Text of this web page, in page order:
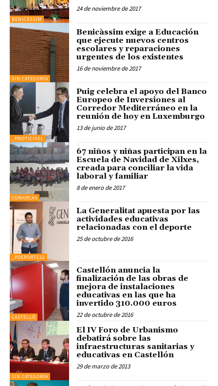
BENICÀSSIM
24 de noviembre de 2017
SIN CATEGORÍA
Benicàssim exige a Educación
que ejecute nuevos centros
escolares y reparaciones
urgentes de los existentes
16 de noviembre de 2017
_PNOTICIAS1
Puig celebra el apoyo del Banco
Europeo de Inversiones al
Corredor Mediterráneo en la
reunión de hoy en Luxemburgo
13 de junio de 2017
COMARCAS
67 niños y niñas participan en la
Escuela de Navidad de Xilxes,
creada para conciliar la vida
laboral y familiar
8 de enero de 2017
_PDEPORTES2
La Generalitat apuesta por las
actividades educativas
relacionadas con el deporte
25 de octubre de 2016
CASTELLÓ
Castellón anuncia la
finalización de las obras de
mejora de instalaciones
educativas en las que ha
invertido 310.000 euros
22 de octubre de 2016
SIN CATEGORÍA
El IV Foro de Urbanismo
debatirá sobre las
infraestructuras sanitarias y
educativas en Castellón
29 de marzo de 2013